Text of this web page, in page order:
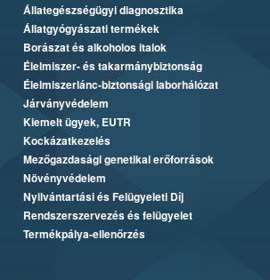
Állategészségügyi diagnosztika
Állatgyógyászati termékek
Borászat és alkoholos italok
Élelmiszer- és takarmánybiztonság
Élelmiszerlánc-biztonsági laborhálózat
Járványvédelem
Kiemelt ügyek, EUTR
Kockázatkezelés
Mezőgazdasági genetikai erőforrások
Növényvédelem
Nyilvántartási és Felügyeleti Díj
Rendszerszervezés és felügyelet
Termékpálya-ellenőrzés